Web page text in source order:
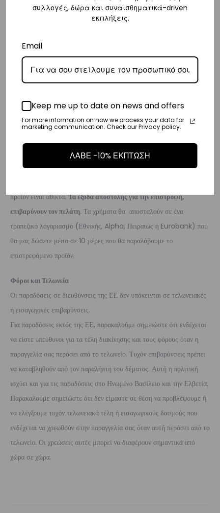
– Τα έξοδα αποστολής για όλο τον υπόλοιπο κόσμο είναι στα€35
– Η συνεργαζόμενη εταιρεία ταχυμεταφορών,DHL, θα αναλάβει την
παράδοσή σας.
ημέρες.
Επιστροφές είναι δεκτές εντός 14 ημερών από την ημερομηνία αγοράς
του προϊόντος χωρίς να έχετε την υποχρέωση να αναφέρετε τους
προϊόν είναι άθικτα.Τα έξοδα αποστολής για την επιστροφή,
επιβαρύνουν τον πελάτη. Τα χρήματα θα αποσταλούν σε ένα
τραπεζικό λογαριασμό (Εθνικής, Alpha, Πειραιώς ή Eurobank) που
θα μας δώσετε μέσα σε 10 μέρες που θα παραλάβουμε το
επιστρεφόμενο προϊόν.
Φόροι και Τελωνεία
Οι παραδόσεις σε διευθύνσεις της ΕΕ δεν υπόκεινται σε τελωνειακές
ή εισαγωγικές επιβαρύνσεις.
Για παραδόσεις εκτός της ΕΕ, παρακαλούμε σημειώστε ότι ενδέχεται
να είστε υπεύθυνοι για τα τέλη διακίνησης και τους φόρους όταν η
παραγγελία σας περάσει από το τελωνείο. Τυχόν επιβαρύνσεις πρέπει
να καταβληθούν από τον παραλήπτη του δέματος. Αυτή η πολιτική
ισχύει και για τις παραδόσεις στο Ηνωμένο Βασίλειο και την Ελβετία.
Παρακαλούμε σημειώστε ότι δεν είμαστε σε θέση να προβλέψουμε ή
να ελέγξουμε τυχόν τελωνειακά τέλη ή εισαγωγικούς δασμούς που
ενδέχεται να χρεωθούν στην παραγγελία σας όταν αυτή περάσει από το
τελωνείο. Οι χρεώσεις αυτές μπορεί να διαφέρουν σημαντικά από
χώρα σε χώρα.
συλλογές, δώρα και συναισθηματικά-driven
εκπλήξεις.
Email
Keep me up to date on news and offers
For more information on how we process your data for
marketing communication. Check our Privacy policy.
ΛΑΒΕ -10% ΕΚΠΤΩΣΗ